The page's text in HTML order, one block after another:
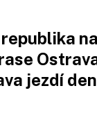
republika
jezdí